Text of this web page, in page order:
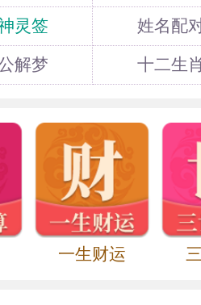
或字子曹），春秋
文王时，率军大破
（今山西省高平北）
取胜。后赵王中秦反
，赵军四十万人被
任相国，受封为信平
奔魏国，居大梁（今
灵签 姓名配
解梦 十二生肖
一生财运